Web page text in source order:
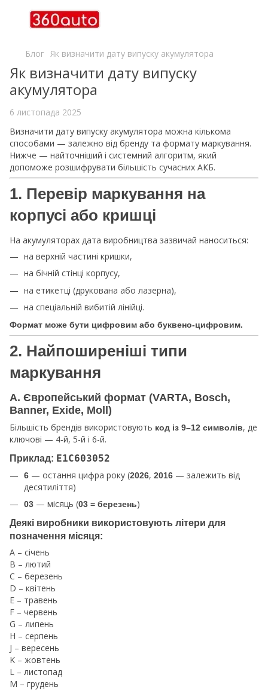
Блог Як визначити дату випуску акумулятора
Як визначити дату випуску
акумулятора
6 листопада 2025
Визначити дату випуску акумулятора можна кількома
способами — залежно від бренду та формату маркування.
Нижче — найточніший і системний алгоритм, який
допоможе розшифрувати більшість сучасних АКБ.
1. Перевір маркування на
корпусі або кришці
На акумуляторах дата виробництва зазвичай наноситься:
на верхній частині кришки,
на бічній стінці корпусу,
на етикетці (друкована або лазерна),
на спеціальній вибитій лінійці.
Формат може бути цифровим або буквено-цифровим.
2. Найпоширеніші типи
маркування
A. Європейський формат (VARTA, Bosch,
Banner, Exide, Moll)
Більшість брендів використовують код із 9–12 символів, де
ключові — 4-й, 5-й і 6-й.
Приклад: E1C603052
6 — остання цифра року (2026, 2016 — залежить від
десятиліття)
03 — місяць (03 = березень)
Деякі виробники використовують літери для
позначення місяця:
A – січень
B – лютий
C – березень
D – квітень
E – травень
F – червень
G – липень
H – серпень
J – вересень
K – жовтень
L – листопад
M – грудень